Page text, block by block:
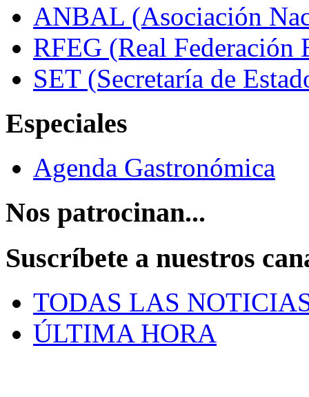
ANBAL (Asociación
RFEG (Real Federación
SET (Secretaría de
Especiales
Agenda Gastronómica
Nos patrocinan...
Suscríbete a nuestros
TODAS LAS
ÚLTIMA HORA